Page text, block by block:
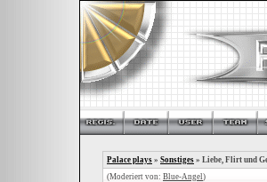
Palace plays » Sonstiges » Liebe, Flirt und
(Moderiert von: Blue-Angel)